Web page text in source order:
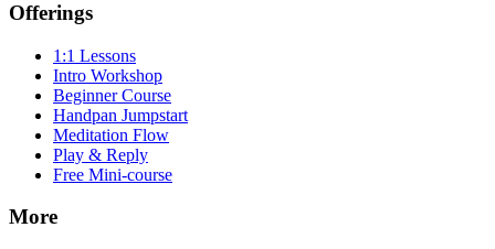
Offerings
1:1 Lessons
Intro Workshop
Beginner Course
Handpan Jumpstart
Meditation Flow
Play & Reply
Free Mini-course
More